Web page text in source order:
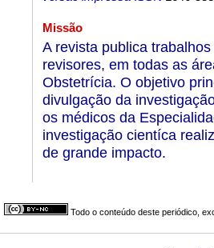
Missão
A revista publica
revisores, em todas as
Obstetrícia. O objetivo
divulgação da
os médicos da
investigação cientíca
de grande impacto.
Todo o conteúdo deste periódico,